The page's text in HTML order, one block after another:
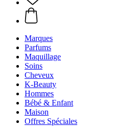
Marques
Parfums
Maquillage
Soins
Cheveux
K-Beauty
Hommes
Bébé & Enfant
Maison
Offres Spéciales